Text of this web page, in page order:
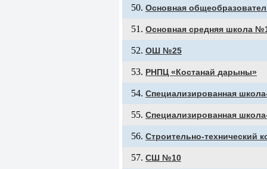
Основная
Основная средняя школа
ОШ №25
РНПЦ «Костанай дарыны»
Специализированная
Специализированная
Строительно-технический
СШ №10